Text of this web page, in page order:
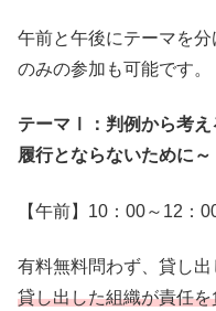
午前と午後にテーマを
のみの参加も可能です。
テーマⅠ：判例から考
履行とならないために～
【午前】10：00～12：
有料無料問わず、貸し出
貸し出した組織が責任を